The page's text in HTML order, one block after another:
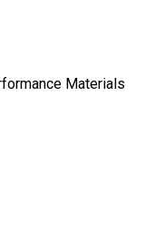
Materials